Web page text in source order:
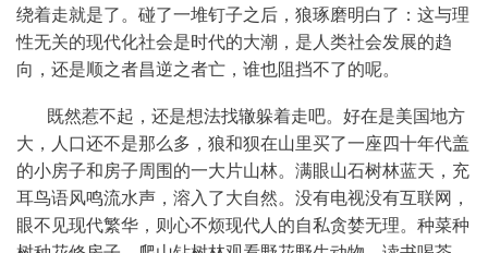
绕着走就是了。碰了一堆钉子之后，狼琢磨明白了：这与理
性无关的现代化社会是时代的大潮，是人类社会发展的趋
向，还是顺之者昌逆之者亡，谁也阻挡不了的呢。
既然惹不起，还是想法找辙躲着走吧。好在是美国地方
大，人口还不是那么多，狼和狈在山里买了一座四十年代盖
的小房子和房子周围的一大片山林。满眼山石树林蓝天，充
耳鸟语风鸣流水声，溶入了大自然。没有电视没有互联网，
眼不见现代繁华，则心不烦现代人的自私贪婪无理。种菜种